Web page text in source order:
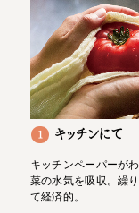
1 キッチンにて
キッチンペーパーが
菜の水気を吸収。繰
て経済的。